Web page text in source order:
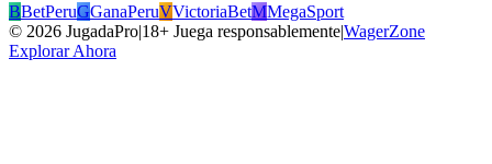
BBetPeruGGanaPeruVVictoriaBetMMegaSport
© 2026 JugadaPro|18+ Juega responsablemente|WagerZone
Explorar Ahora